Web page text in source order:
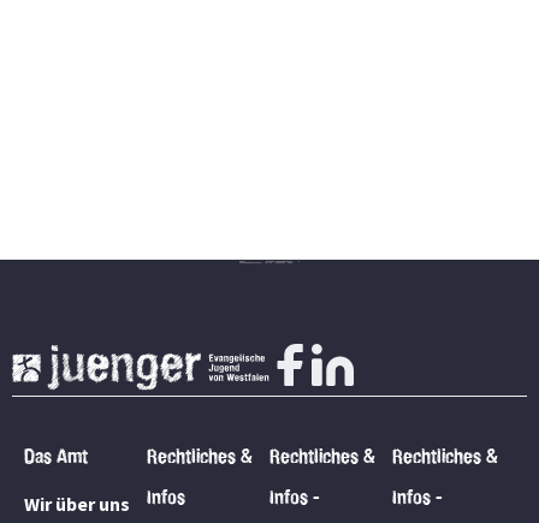
Das Amt
Wir über uns
Rechtliches &
Infos
Rechtliches &
Infos -
Rechtliches &
Infos -